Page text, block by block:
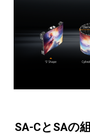
SA-CとSAの